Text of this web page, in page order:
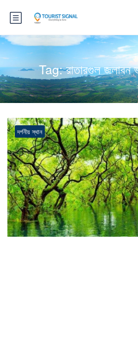
Tag:রাতারগুল জলাবন
দর্শনীয় স্থান